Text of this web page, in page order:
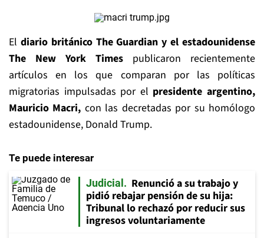
El diario británico The Guardian y el estadounidense
The New York Times publicaron recientemente
artículos en los que comparan por las políticas
migratorias impulsadas por el presidente argentino,
Mauricio Macri, con las decretadas por su homólogo
estadounidense, Donald Trump.
Te puede interesar
Judicial
Renunció a su trabajo y
pidió rebajar pensión de su hija:
Tribunal lo rechazó por reducir sus
ingresos voluntariamente